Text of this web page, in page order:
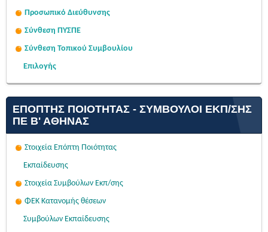
Προσωπικό Διεύθυνσης
Σύνθεση ΠΥΣΠΕ
Σύνθεση Τοπικού Συμβουλίου
Επιλογής
ΕΠΌΠΤΗΣ ΠΟΙΌΤΗΤΑΣ - ΣΎΜΒΟΥΛΟΙ ΕΚΠ/ΣΗΣ
ΠΕ Β' ΑΘΉΝΑΣ
Στοιχεία Επόπτη Ποιότητας
Εκπαίδευσης
Στοιχεία Συμβούλων Εκπ/σης
ΦΕΚ Κατανομής θέσεων
Συμβούλων Εκπαίδευσης